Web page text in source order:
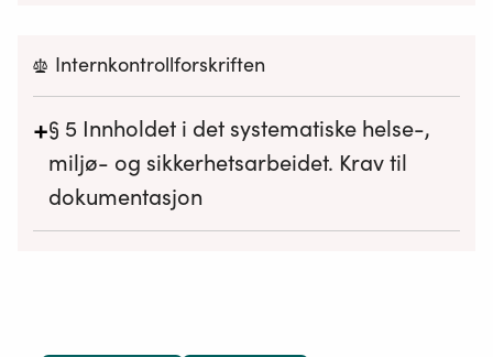
Internkontrollforskriften
+§ 5 Innholdet i det systematiske helse-,
miljø- og sikkerhetsarbeidet. Krav til
dokumentasjon
sikkerhetslovgivningen.